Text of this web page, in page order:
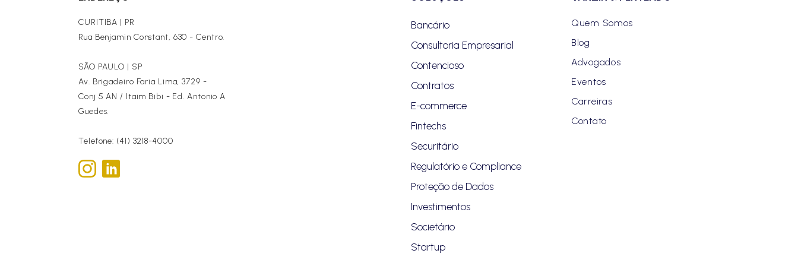
CURITIBA | PR
Rua Benjamin Constant, 630 - Centro.
SÃO PAULO | SP
Av. Brigadeiro Faria Lima, 3729 -
Conj 5 AN / Itaim Bibi - Ed. Antonio A
Guedes.
Telefone: (41) 3218-4000
Bancário
Consultoria Empresarial
Contencioso
Contratos
E-commerce
Fintechs
Securitário
Regulatório e Compliance
Proteção de Dados
Investimentos
Societário
Startup
Quem Somos
Blog
Advogados
Eventos
Carreiras
Contato